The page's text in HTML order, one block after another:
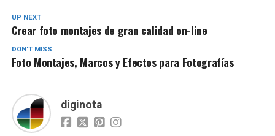
UP NEXT
Crear foto montajes de gran calidad on-line
DON'T MISS
Foto Montajes, Marcos y Efectos para Fotografías
diginota